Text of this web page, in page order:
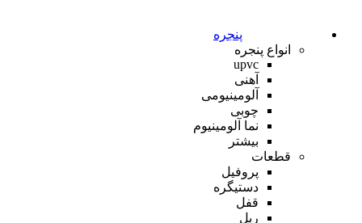
پنجره
انواع پنجره
upvc
آهنی
آلومینیومی
چوبی
نما آلومینیوم
بیشتر
قطعات
پروفیل
دستیگره
قفل
ریل